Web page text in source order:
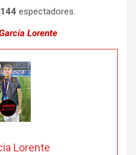
espectadores.
Lorente
Lorente